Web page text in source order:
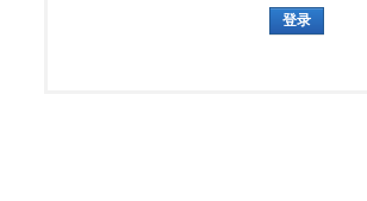
登录